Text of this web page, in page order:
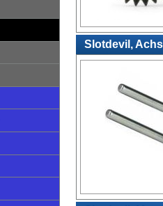
Slotdevil,